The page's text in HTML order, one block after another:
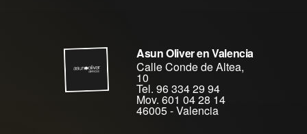
Asun Oliver en Valencia
Calle Conde de Altea,
10
Tel. 96 334 29 94
Mov. 601 04 28 14
46005-Valencia